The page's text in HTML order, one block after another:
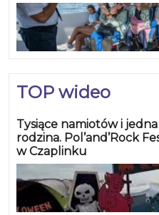
TOP wideo
Tysiące namiotów i
rodzina. Pol’and’Rock
w Czaplinku